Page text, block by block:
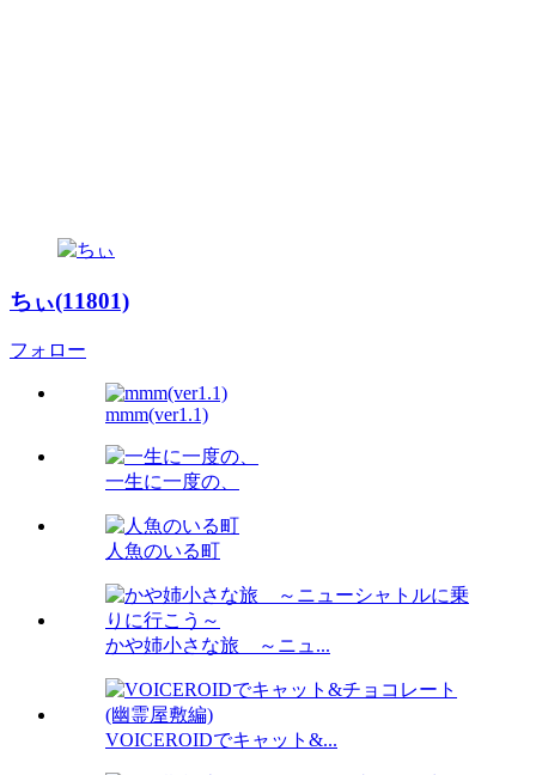
ちぃ(11801)
フォロー
mmm(ver1.1)
一生に一度の、
人魚のいる町
かや姉小さな旅 ～ニュ...
VOICEROIDでキャット&...